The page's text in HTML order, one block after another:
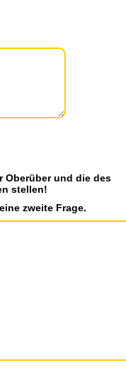
Oberüber und die des
stellen!
zweite Frage.